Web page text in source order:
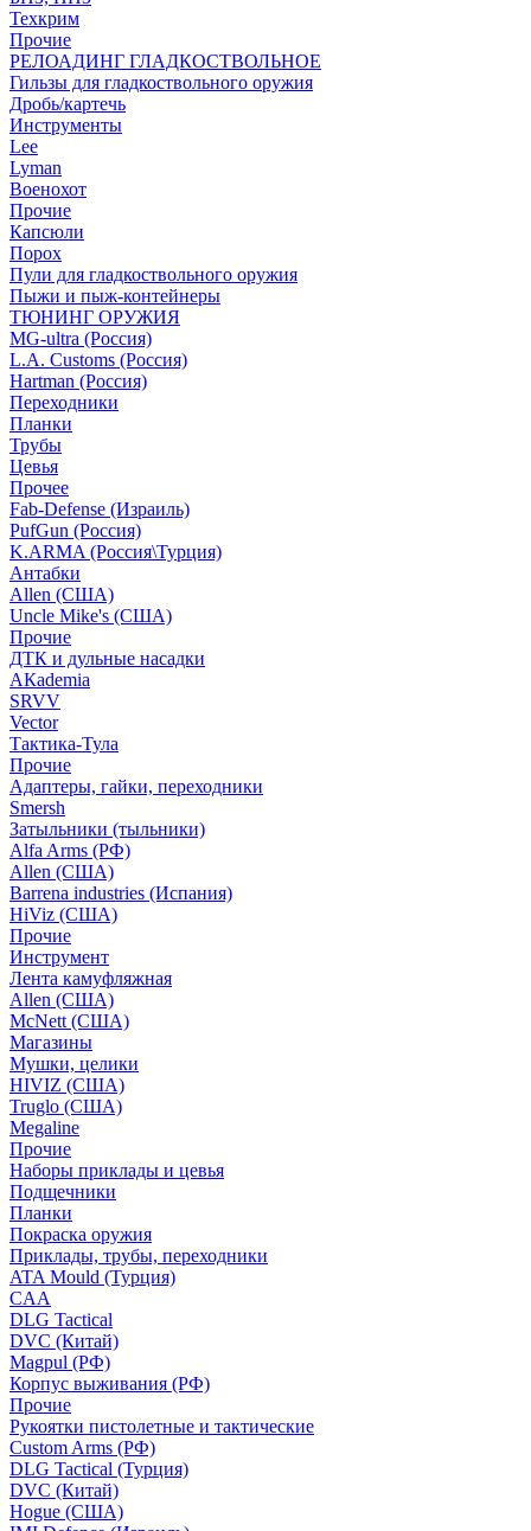
Техкрим
Прочие
РЕЛОАДИНГ ГЛАДКОСТВОЛЬНОЕ
Гильзы для гладкоствольного оружия
Дробь/картечь
Инструменты
Lee
Lyman
Военохот
Прочие
Капсюли
Порох
Пули для гладкоствольного оружия
Пыжи и пыж-контейнеры
ТЮНИНГ ОРУЖИЯ
MG-ultra (Россия)
L.A. Customs (Россия)
Hartman (Россия)
Переходники
Планки
Трубы
Цевья
Прочее
Fab-Defense (Израиль)
PufGun (Россия)
K.ARMA (Россия\Турция)
Антабки
Allen (США)
Uncle Mike's (США)
Прочие
ДТК и дульные насадки
АКademia
SRVV
Vector
Тактика-Тула
Прочие
Адаптеры, гайки, переходники
Smersh
Затыльники (тыльники)
Alfa Arms (РФ)
Allen (США)
Barrena industries (Испания)
HiViz (США)
Прочие
Инструмент
Лента камуфляжная
Allen (США)
McNett (США)
Магазины
Мушки, целики
HIVIZ (США)
Truglo (США)
Megaline
Прочие
Наборы приклады и цевья
Подщечники
Планки
Покраска оружия
Приклады, трубы, переходники
ATA Mould (Турция)
CAA
DLG Tactical
DVC (Китай)
Magpul (РФ)
Корпус выживания (РФ)
Прочие
Рукоятки пистолетные и тактические
Custom Arms (РФ)
DLG Tactical (Турция)
DVC (Китай)
Hogue (США)